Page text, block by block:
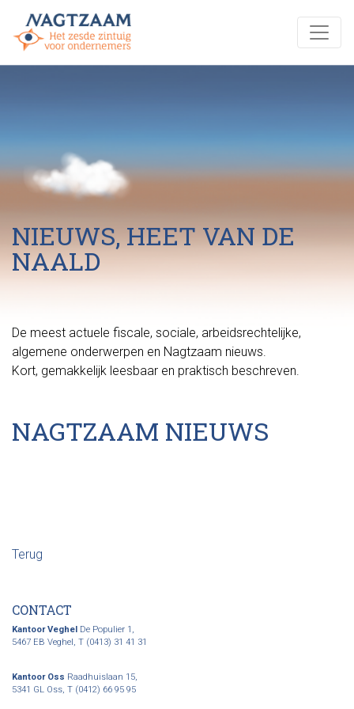
NIEUWS, HEET VAN DE
NAALD
De meest actuele fiscale, sociale, arbeidsrechtelijke,
algemene onderwerpen en Nagtzaam nieuws.
Kort, gemakkelijk leesbaar en praktisch beschreven.
NAGTZAAM NIEUWS
Terug
CONTACT
Kantoor Veghel De Populier 1,
5467 EB Veghel, T (0413) 31 41 31
Kantoor Oss Raadhuislaan 15,
5341 GL Oss, T (0412) 66 95 95